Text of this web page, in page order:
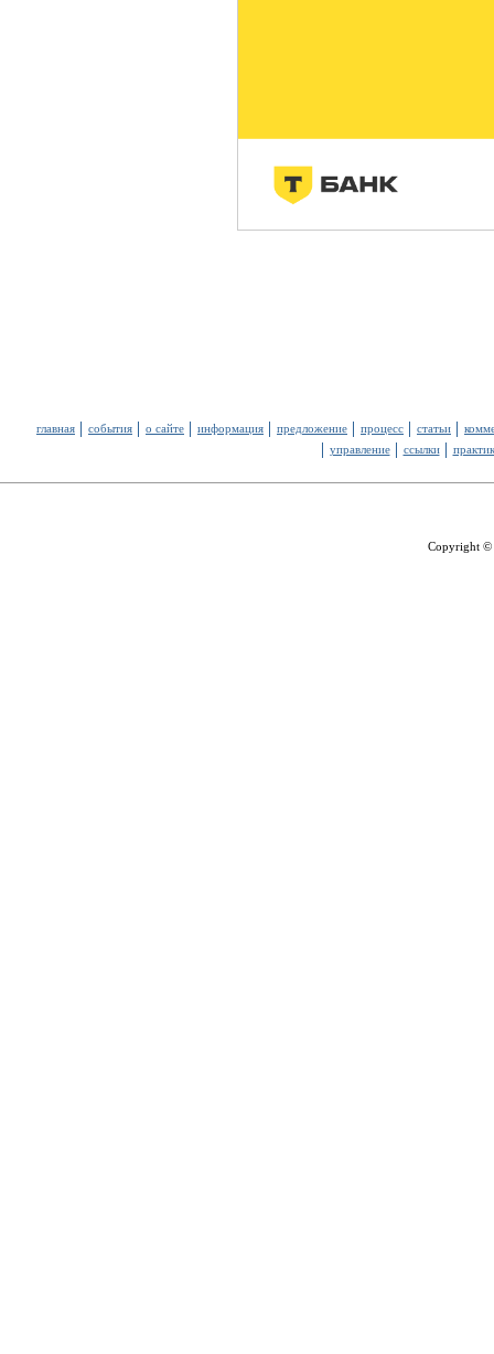
главная события о сайте информация предложение процесс статьи
управление
ссылки
Copyright ©